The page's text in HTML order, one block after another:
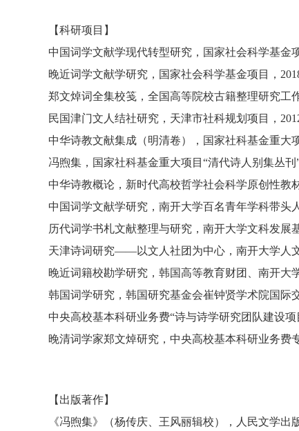
【科研项目 】
中国词学文献学现代转型研究 ， 国家社会科学基金
晚近词学文献学研究 ， 国家社会科学基金项目，
郑文焯词全集校笺 ， 全国高等院校古籍整理研究工
民国津门文人结社研究 ， 天津市社科规划项目，
中华诗教文献集成（明清卷），国家社科基金重大
冯煦集 ， 国家社科基金重大项目 “清代诗人别集丛刊
中华诗教概论，新时代高校哲学社会科学原创性教
中国词学文献学研究 ， 南开大学百名青年学科带头
历代词学书札文献整理与研究 ， 南开大学文科发展
天津诗词研究——以文人社团为中心 ， 南开大学人
晚近词籍校勘学研究 ， 韩国高等教育财团、南开大
韩国词学研究 ， 韩国研究基金会崔钟贤学术院国际
中央高校基本科研业务费“诗与诗学研究团队建设项
晚清词学家郑文焯研究 ， 中央高校基本科研业务费
【 出版著作】
《冯煦集》（杨传庆、王风丽辑校），人民文学出